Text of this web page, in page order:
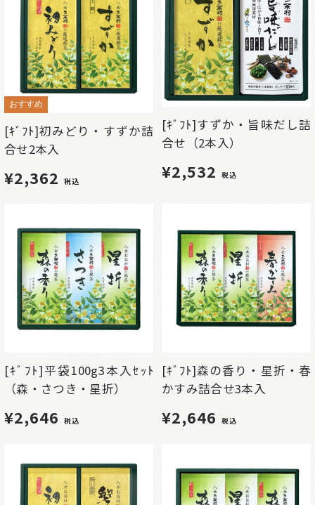
おすすめ
[ｷﾞﾌﾄ]初みどり・すずか詰
合せ2本入
¥2,362 税込
[ｷﾞﾌﾄ]すずか・旨味だし詰
合せ（2本入）
¥2,532 税込
[ｷﾞﾌﾄ]平袋100g3本入ｾｯﾄ
（森・さつき・星折）
¥2,646 税込
[ｷﾞﾌﾄ]森の香り・星折・春
かすみ詰合せ3本入
¥2,646 税込